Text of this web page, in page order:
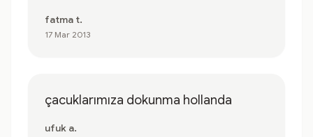
fatma t.
17 Mar 2013
çacuklarımıza dokunma hollanda
ufuk a.